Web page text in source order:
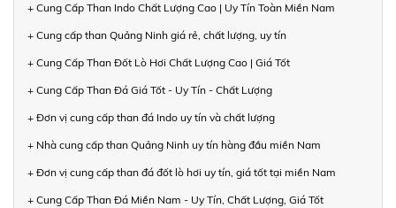
+ Cung Cấp Than Indo Chất Lượng Cao | Uy Tín Toàn Miền Nam
+ Cung cấp than Quảng Ninh giá rẻ, chất lượng, uy tín
+ Cung Cấp Than Đốt Lò Hơi Chất Lượng Cao | Giá Tốt
+ Cung Cấp Than Đá Giá Tốt - Uy Tín - Chất Lượng
+ Đơn vị cung cấp than đá Indo uy tín và chất lượng
+ Nhà cung cấp than Quảng Ninh uy tín hàng đầu miền Nam
+ Đơn vị cung cấp than đá đốt lò hơi uy tín, giá tốt tại miền Nam
+ Cung Cấp Than Đá Miền Nam - Uy Tín, Chất Lượng, Giá Tốt